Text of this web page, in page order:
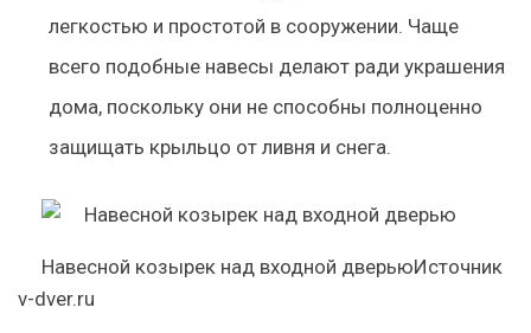
легкостью и простотой в сооружении. Чаще
всего подобные навесы делают ради украшения
дома, поскольку они не способны полноценно
защищать крыльцо от ливня и снега.
Навесной козырек над входной дверьюИсточник
v-dver.ru